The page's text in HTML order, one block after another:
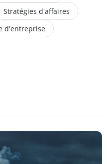
Stratégies d'affaires
d'entreprise